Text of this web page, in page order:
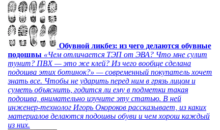
Обувной ликбез: из чего делаются обувные
подошвы «Чем отличается ТЭП от ЭВА? Что мне сулит
тунит? ПВХ — это же клей? Из чего вообще сделана
подошва этих ботинок?» — современный покупатель хочет
знать все. Чтобы не ударить перед ним в грязь лицом и
суметь объяснить, годится ли ему в подметки такая
подошва, внимательно изучите эту статью. В ней
инженер-технолог Игорь Окороков рассказывает, из каких
материалов делаются подошвы обуви и чем хорош каждый
из них.